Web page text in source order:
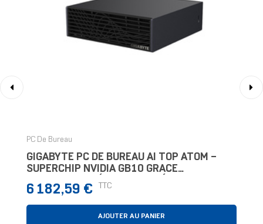
PC De Bureau
GIGABYTE PC DE BUREAU AI TOP ATOM –
SUPERCHIP NVIDIA GB10 GRACE
BLACKWELL, MÉMOIRE UNIFIÉE LPDDR5X
128 GO, SSD GEN5 4 TO Mini PC
Prix
6 182,59 € TTC
AJOUTER AU PANIER